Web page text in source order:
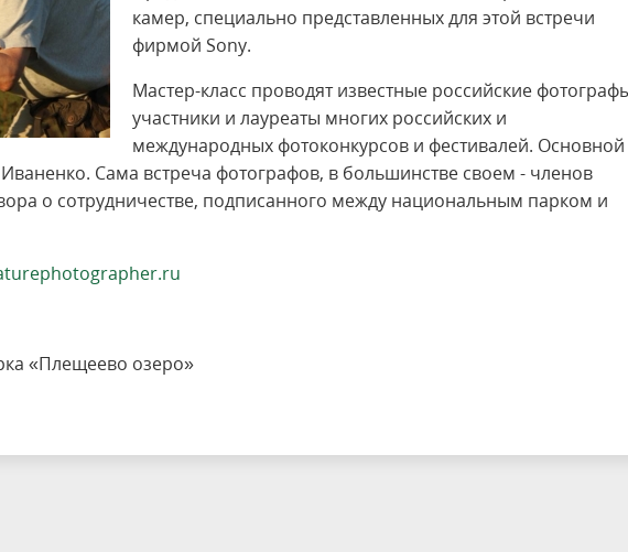
камер, специально представленных для этой встречи
фирмой Sony.
Мастер-класс проводят известные российские
участники и лауреаты многих российских и
международных фотоконкурсов и фестивалей. Основной
Сама встреча фотографов, в большинстве своем - членов
о сотрудничестве, подписанного между национальным парком и
«Плещеево озеро»